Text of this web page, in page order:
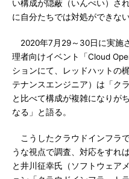
い構成が隠蔽（いんぺい）さ
に自分たちでは対処ができな
2020年7月29～30日に実施
理者向けイベント「Cloud
ションにて、レッドハットの
テナンスエンジニア）は「ク
と比べて構成が複雑になりが
なる」と語る。
こうしたクラウドインフラ
うな視点で調査、対応をすれ
と井川征幸氏（ソフトウェア